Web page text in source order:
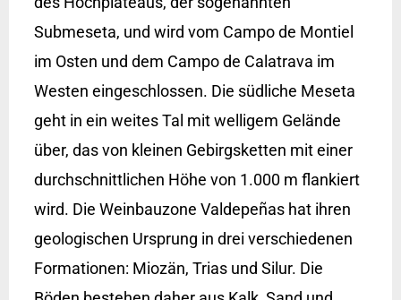
Submeseta, und wird vom Campo de Montiel
im Osten und dem Campo de Calatrava im
Westen eingeschlossen. Die südliche Meseta
geht in ein weites Tal mit welligem Gelände
über, das von kleinen Gebirgsketten mit einer
durchschnittlichen Höhe von 1.000 m flankiert
wird. Die Weinbauzone Valdepeñas hat ihren
geologischen Ursprung in drei verschiedenen
Formationen: Miozän, Trias und Silur. Die